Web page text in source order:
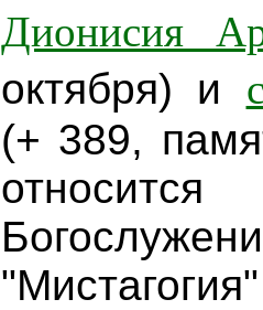
Дионисия
октября) и
(+ 389,